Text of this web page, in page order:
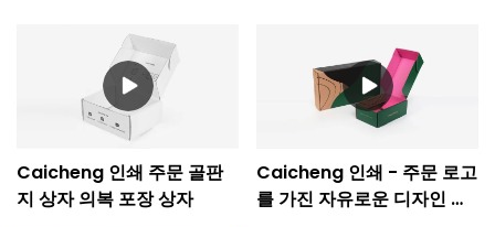
Caicheng 인쇄 주문 골판
지 상자 의복 포장 상자
Caicheng 인쇄 - 주문 로고
를 가진 자유로운 디자인 판